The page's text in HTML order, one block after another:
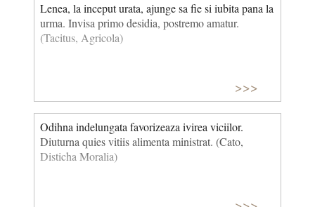
Lenea, la inceput urata, ajunge sa fie si iubita pana la
urma. Invisa primo desidia, postremo amatur.
(Tacitus, Agricola)
>>>
Odihna indelungata favorizeaza ivirea viciilor.
Diuturna quies vitiis alimenta ministrat. (Cato,
Disticha Moralia)